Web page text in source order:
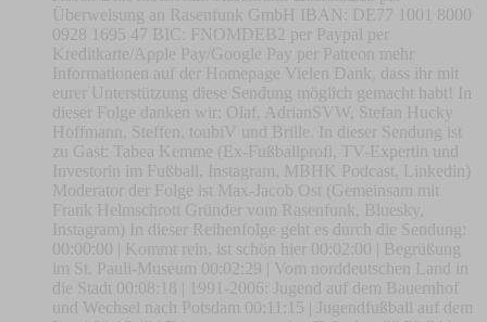
Überweisung an Rasenfunk GmbH IBAN: DE77 1001 8000
0928 1695 47 BIC: FNOMDEB2 per Paypal per
Kreditkarte/Apple Pay/Google Pay per Patreon mehr
Informationen auf der Homepage Vielen Dank, dass ihr mit
eurer Unterstützung diese Sendung möglich gemacht habt! In
dieser Folge danken wir: Olaf, AdrianSVW, Stefan Hucky
Hoffmann, Steffen, toubiV und Brille. In dieser Sendung ist
zu Gast: Tabea Kemme (Ex-Fußballprofi, TV-Expertin und
Investorin im Fußball, Instagram, MBHK Podcast, Linkedin)
Moderator der Folge ist Max-Jacob Ost (Gemeinsam mit
Frank Helmschrott Gründer vom Rasenfunk, Bluesky,
Instagram) In dieser Reihenfolge geht es durch die Sendung:
00:00:00 | Kommt rein, ist schön hier 00:02:00 | Begrüßung
im St. Pauli-Museum 00:02:29 | Vom norddeutschen Land in
die Stadt 00:08:18 | 1991-2006: Jugend auf dem Bauernhof
und Wechsel nach Potsdam 00:11:15 | Jugendfußball auf dem